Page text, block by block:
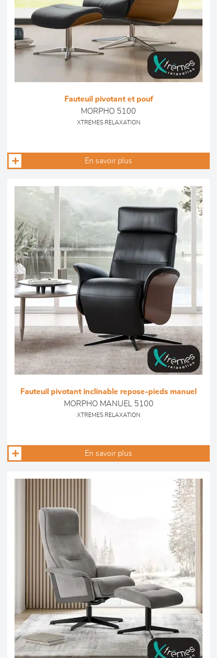
Fauteuil pivotant et pouf
MORPHO 5100
XTREMES RELAXATION
En savoir plus
Fauteuil pivotant inclinable repose-pieds manuel
MORPHO MANUEL 5100
XTREMES RELAXATION
En savoir plus